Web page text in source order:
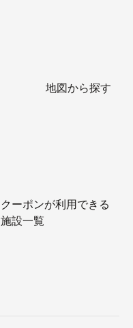
地図から探す
クーポンが利用できる
施設一覧